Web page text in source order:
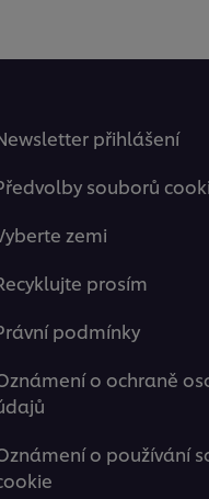
přihlášení
souborů
zemi
prosím
podmínky
o ochraně
o používání